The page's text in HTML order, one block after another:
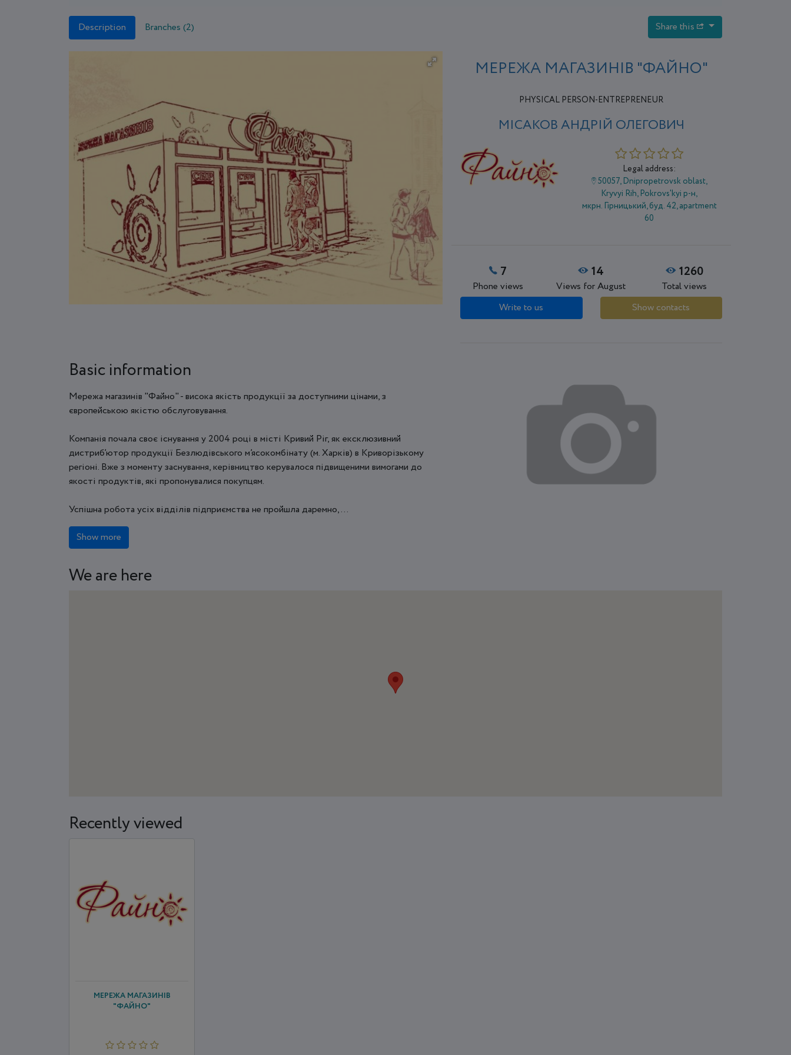
Description Branches (2) Share this
МЕРЕЖА МАГАЗИНІВ "ФАЙНО"
PHYSICAL PERSON-ENTREPRENEUR
МІСАКОВ АНДРІЙ ОЛЕГОВИЧ
Legal address:
50057, Dnipropetrovsk oblast,
Kryvyi Rih, Pokrovs'kyi р-н,
мкрн. Гірницький, буд. 42, apartment
60
7
Phone views
14
Views for August
1260
Total views
Write to us
Show contacts
Basic information
Мережа магазинів "Файно" - висока якість продукції за доступними цінами, з
європейською якістю обслуговування.
Компанія почала своє існування у 2004 році в місті Кривий Ріг, як ексклюзивний
дистриб’ютор продукції Безлюдівського м’ясокомбінату (м. Харків) в Криворізькому
регіоні. Вже з моменту заснування, керівництво керувалося підвищеними вимогами до
якості продуктів, які пропонувалися покупцям.
Успішна робота усіх відділів підприємства не пройшла даремно, ...
Show more
We are here
Recently viewed
МЕРЕЖА МАГАЗИНІВ
"ФАЙНО"